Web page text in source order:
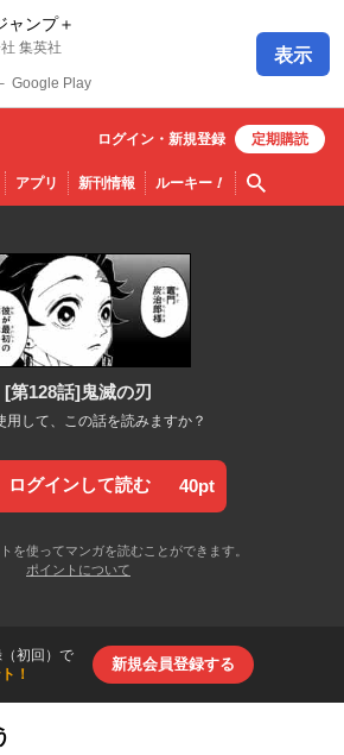
ャンプ＋
集英社
Google Play
表示
アプリ 新刊情報 ルーキー！ 検索
ログイン・ 新規登録 定期購読
[第128話]鬼滅の刃
用して、この話を読みますか？
ログインして読む 40pt
を使ってマンガを読むことができます。
ポイントについて
初回）で
！
新規会員登録する